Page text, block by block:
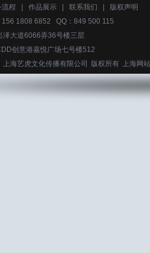
流程 作品展示 联系我们
版权声明
1808 6852 QQ：849 500 115
泽大道6066弄36号楼三层
创意港嘉悦广场七号楼512
上海艺虎文化传播有限公司 版权所有 上海网